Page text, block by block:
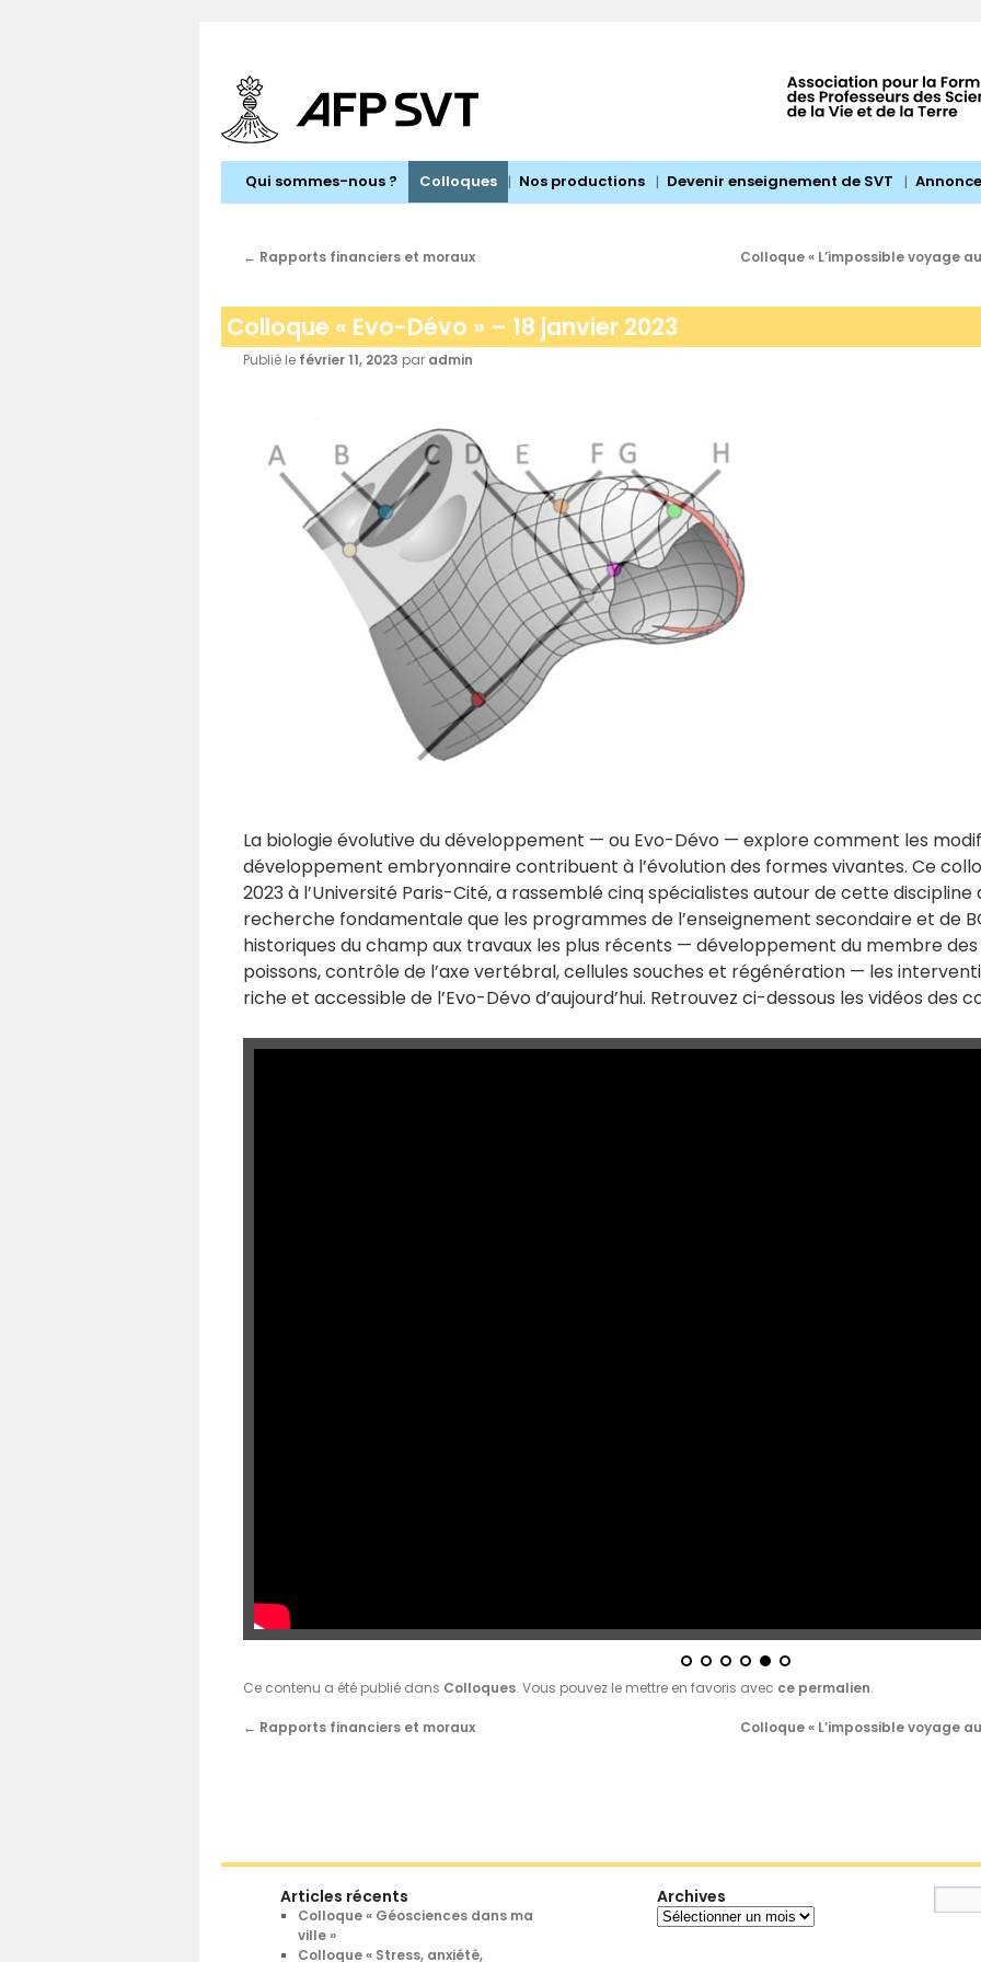
Qui sommes-nous ? Colloques Nos productions Devenir enseignement de SVT
← Rapports financiers et moraux
Colloque « L’impossible voyage
Colloque « Evo-Dévo » – 18 janvier 2023
Publié le février 11, 2023 par admin
La biologie évolutive du développement — ou Evo-Dévo — explore comment les
développement embryonnaire contribuent à l’évolution des formes vivantes. Ce
2023 à l’Université Paris-Cité, a rassemblé cinq spécialistes autour de cette discipline
recherche fondamentale que les programmes de l’enseignement secondaire et de
historiques du champ aux travaux les plus récents — développement du membre
poissons, contrôle de l’axe vertébral, cellules souches et régénération — les
riche et accessible de l’Evo-Dévo d’aujourd’hui. Retrouvez ci-dessous les vidéos des
Ce contenu a été publié dans Colloques. Vous pouvez le mettre en favoris avec ce permalien.
← Rapports financiers et moraux
Colloque « L’impossible voyage
Articles récents
Colloque « Géosciences dans ma
ville »
Colloque « Stress, anxiété,
Archives
Archives